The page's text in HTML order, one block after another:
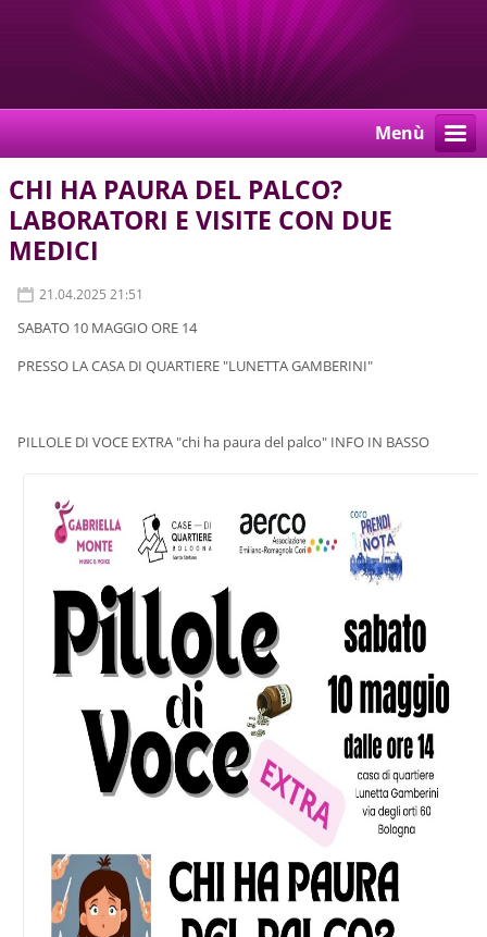
Menù
CHI HA PAURA DEL PALCO?
LABORATORI E VISITE CON DUE
MEDICI
21.04.2025 21:51
SABATO 10 MAGGIO ORE 14
PRESSO LA CASA DI QUARTIERE "LUNETTA GAMBERINI"
PILLOLE DI VOCE EXTRA "chi ha paura del palco" INFO IN BASSO